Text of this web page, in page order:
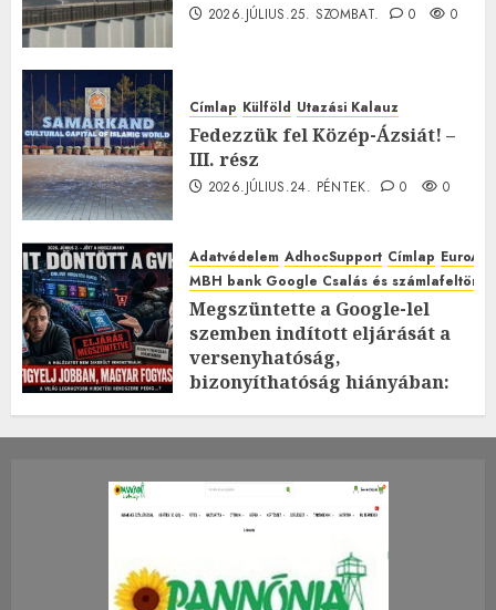
2026.JÚLIUS.25. SZOMBAT. 0 0
Címlap Külföld Utazási Kalauz
Fedezzük fel Közép-Ázsiát! –
III. rész
2026.JÚLIUS.24. PÉNTEK. 0 0
Adatvédelem AdhocSupport Címlap
MBH bank Google Csalás és
Megszüntette a Google-lel
szemben indított eljárását a
versenyhatóság,
bizonyíthatóság hiányában:
2026.JÚLIUS.23. CSÜTÖRTÖK.
0